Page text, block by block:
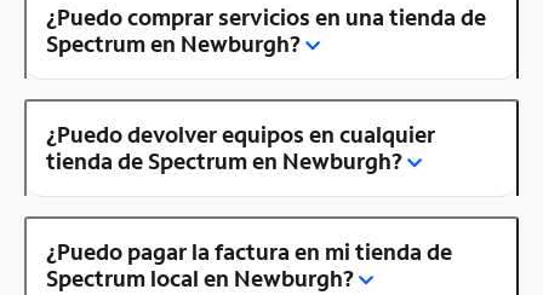
¿Puedo comprar servicios en una tienda de
Spectrum en Newburgh?
¿Puedo devolver equipos en cualquier
tienda de Spectrum en Newburgh?
¿Puedo pagar la factura en mi tienda de
Spectrum local en Newburgh?